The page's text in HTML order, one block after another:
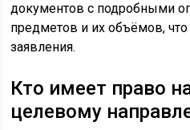
документов с подробными
предметов и их объёмов,
заявления.
Кто имеет право
целевому